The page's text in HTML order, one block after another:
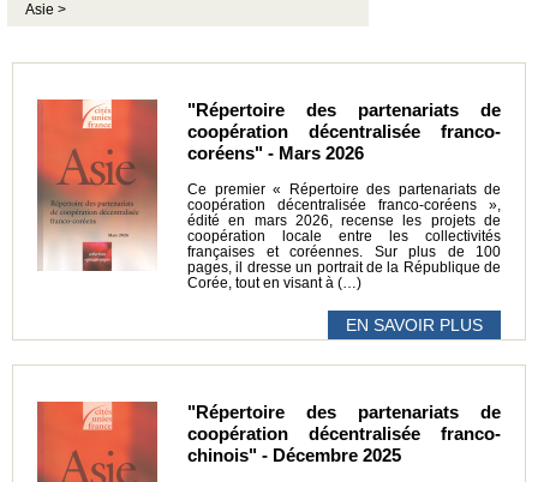
Asie >
"Répertoire des partenariats de
coopération décentralisée franco-
coréens" - Mars 2026
Ce premier « Répertoire des partenariats de
coopération décentralisée franco-coréens »,
édité en mars 2026, recense les projets de
coopération locale entre les collectivités
françaises et coréennes. Sur plus de 100
pages, il dresse un portrait de la République de
Corée, tout en visant à (…)
EN SAVOIR PLUS
"Répertoire des partenariats de
coopération décentralisée franco-
chinois" - Décembre 2025